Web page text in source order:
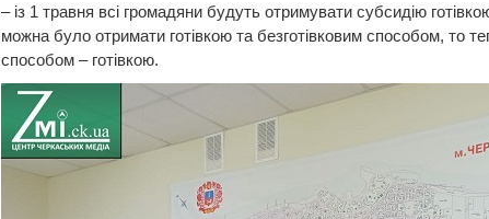
– із 1 травня всі громадяни будуть отримувати субсидію
можна було отримати готівкою та безготівковим способом, то
способом – готівкою.